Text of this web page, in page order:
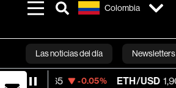
Colombia
Las noticias del día Newsletters
ETH/USD 1,901.793 -0.21%